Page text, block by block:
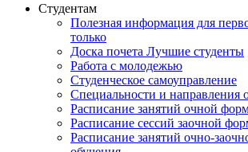
Студентам
Полезная информация для
только
Доска почета Лучшие студенты
Работа с молодежью
Студенческое самоуправление
Специальности и направления
Расписание занятий очной
Расписание сессий заочной
Расписание занятий очно-